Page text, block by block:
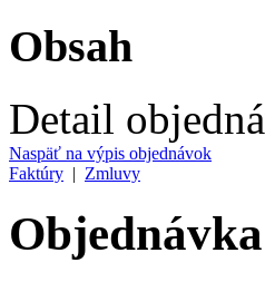
Obsah
Detail
Naspäť na výpis objednávok
Faktúry | Zmluvy
Objednávka